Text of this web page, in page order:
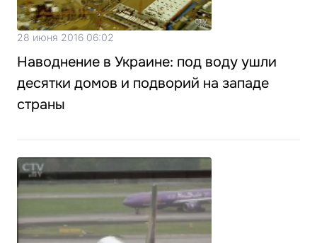
28 июня 2016 06:02
Наводнение в Украине: под воду ушли
десятки домов и подворий на западе
страны